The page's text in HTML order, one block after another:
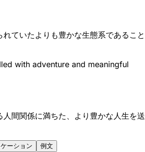
ていたよりも豊かな生態系であること
with adventure and meaningful
間関係に満ちた、より豊かな人生を送
ーション 例文